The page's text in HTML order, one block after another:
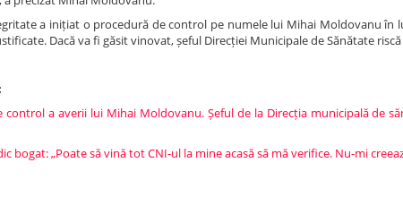
a inițiat o procedură de control pe numele lui Mihai Moldovanu în
Dacă va fi găsit vinovat, șeful Direcției Municipale de Sănătate
a averii lui Mihai Moldovanu. Șeful de la Direcția municipală de
bogat: „Poate să vină tot CNI-ul la mine acasă să mă verifice. Nu-mi